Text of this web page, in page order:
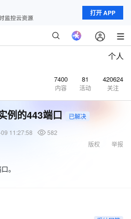
打开 APP
个人
7400
内容
81
活动
420624
关注
例的443端口
已解决
11:27:58
582
举报
版权
。